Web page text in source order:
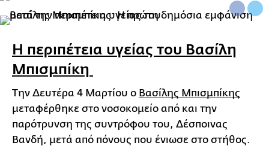
Η περιπέτεια υγείας του Βασίλη
Μπισμπίκη
Την Δευτέρα 4 Μαρτίου ο Βασίλης Μπισμπίκης
μεταφέρθηκε στο νοσοκομείο από και την
παρότρυνση της συντρόφου του, Δέσποινας
Βανδή, μετά από πόνους που ένιωσε στο στήθος.